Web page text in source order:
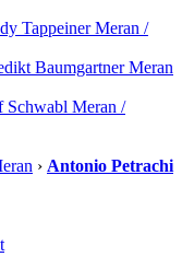
TappeinerMeran /
BaumgartnerMeran
Schwabl Meran /
› Antonio Petrachi